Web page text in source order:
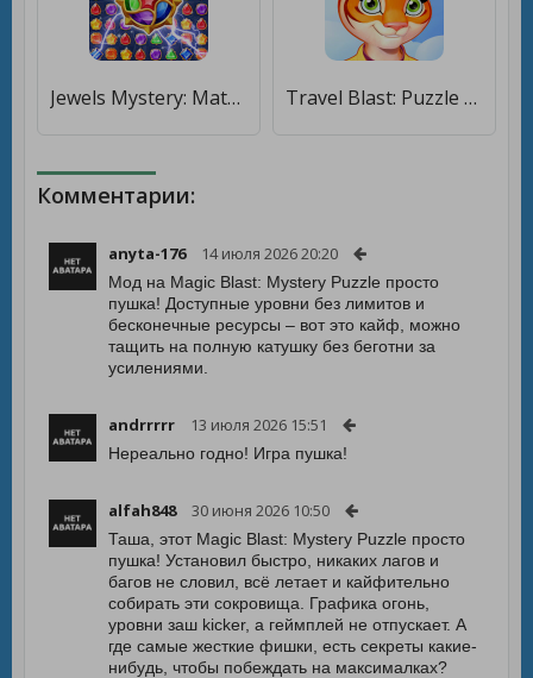
Jewels Mystery: Match 3 Puzzle [Бесплатные покупки] Travel Blast: Puzzle Adventure [Много денег]
Комментарии:
anyta-176 14 июля 2026 20:20
Мод на Magic Blast: Mystery Puzzle просто
пушка! Доступные уровни без лимитов и
бесконечные ресурсы – вот это кайф, можно
тащить на полную катушку без беготни за
усилениями.
andrrrrr 13 июля 2026 15:51
Нереально годно! Игра пушка!
alfah848 30 июня 2026 10:50
Таша, этот Magic Blast: Mystery Puzzle просто
пушка! Установил быстро, никаких лагов и
багов не словил, всё летает и кайфительно
собирать эти сокровища. Графика огонь,
уровни заш kicker, а геймплей не отпускает. А
где самые жесткие фишки, есть секреты какие-
нибудь, чтобы побеждать на максималках?